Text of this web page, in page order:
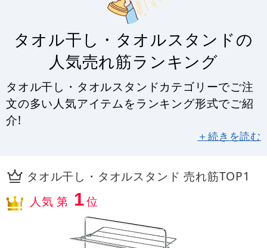
タオル干し・タオルスタンドの
人気売れ筋ランキング
タオル干し・タオルスタンドカテゴリーでご注
文の多い人気アイテムをランキング形式でご紹
介!
＋続きを読む
タオル干し・タオルスタンド 売れ筋TOP1
人気 第 1位